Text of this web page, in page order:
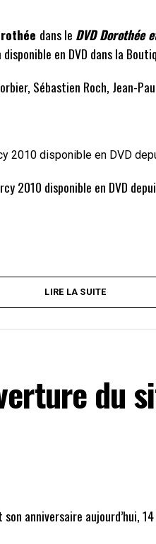
dans le DVD Dorothée
en DVD dans la
Sébastien Roch, Jean-
LIRE LA SUITE
du
son anniversaire aujourd’hui,